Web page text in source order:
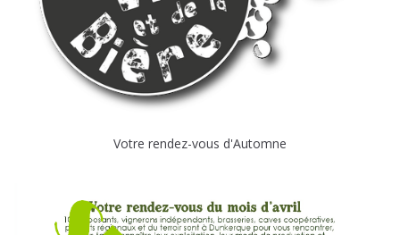
Votre rendez-vous d'Automne